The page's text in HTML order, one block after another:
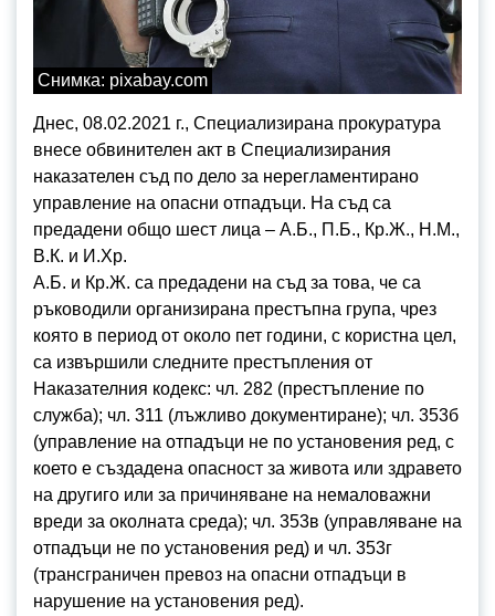
Снимка: pixabay.com
Днес, 08.02.2021 г., Специализирана прокуратура
внесе обвинителен акт в Специализирания
наказателен съд по дело за нерегламентирано
управление на опасни отпадъци. На съд са
предадени общо шест лица – А.Б., П.Б., Кр.Ж., Н.М.,
В.К. и И.Хр.
А.Б. и Кр.Ж. са предадени на съд за това, че са
ръководили организирана престъпна група, чрез
която в период от около пет години, с користна цел,
са извършили следните престъпления от
Наказателния кодекс: чл. 282 (престъпление по
служба); чл. 311 (лъжливо документиране); чл. 353б
(управление на отпадъци не по установения ред, с
което е създадена опасност за живота или здравето
на другиго или за причиняване на немаловажни
вреди за околната среда); чл. 353в (управляване на
отпадъци не по установения ред) и чл. 353г
(трансграничен превоз на опасни отпадъци в
нарушение на установения ред).